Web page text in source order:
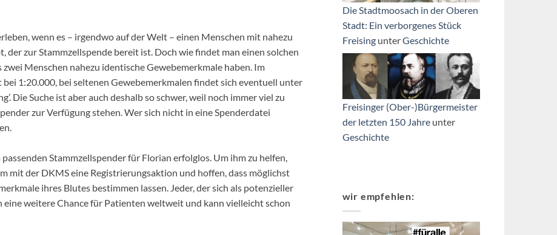
wenn es – irgendwo auf der Welt – einen Menschen mit nahezu
der zur Stammzellspende bereit ist. Doch wie findet man einen solchen
zwei Menschen nahezu identische Gewebemerkmale haben. Im
1:20.000, bei seltenen Gewebemerkmalen findet sich eventuell unter
Die Suche ist aber auch deshalb so schwer, weil noch immer viel zu
zur Verfügung stehen. Wer sich nicht in eine Spenderdatei
Stammzellspender für Florian erfolglos. Um ihm zu helfen,
mit der DKMS eine Registrierungsaktion und hoffen, dass möglichst
ihres Blutes bestimmen lassen. Jeder, der sich als potenzieller
eine weitere Chance für Patienten weltweit und kann vielleicht schon
Die Stadtmoosach in der Oberen
Stadt: Ein verborgenes Stück
Freising unterGeschichte
Freisinger (Ober-)Bürgermeister
der letzten 150 Jahre unter
Geschichte
wir empfehlen: